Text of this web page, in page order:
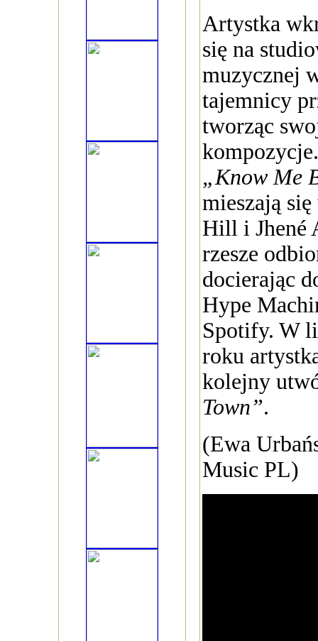
Artystka
się na
muzycznej
tajemnicy
tworząc
„Know Me
mieszają
Hill i Jhené
rzesze
docierając
Hype
Spotify. W
roku
kolejny
Town”.
(Ewa
Music PL)